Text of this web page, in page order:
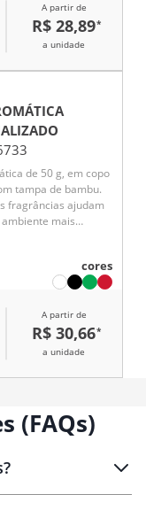
A partir de
R$ 28,89*
a unidade
de 50 g, em copo
tampa de bambu.
fragrâncias ajudam
mais
oferta individual. A
da impressão
produtos. Cor 103 -
105 - Flores
(Sakura) Cor 106 -
cores
A partir de
R$ 30,66*
a unidade
(FAQs)